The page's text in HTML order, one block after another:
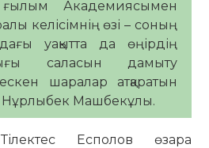
Академиясымен
келісімнің өзі – соның
уақытта да өңірдің
саласын дамыту
шаралар атқаратын
Нұрлыбек Машбекұлы.
Есполов өзара